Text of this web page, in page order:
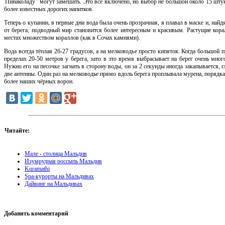
'Пинаколаду ' могут замешать. Это всё включено, но выбор не большой около 15
более известных дорогих напитков.
Теперь о купании, в первые дни вода была очень прозрачная, я плавал в маске и,
от берега, подводный мир становится более интересным и красивым. Растущие
местах множеством кораллов (как в Сочах камнями).
Вода всегда тёплая 26-27 градусов, а на мелководье просто кипяток. Когда
пределах 20-50 метров у берега, зато в это время выбрасывает на берег очень
Нужно его на песочке загнать в сторону воды, он за 2 секунды иногда закапывается,
две антенны. Один раз на мелководье прямо вдоль берега проплывала мурена,
более наших чёрных ворон.
Читайте:
Мале - столица Мальдив
Изумрудная россыпь Мальдив
Kuramathi
Spa-курорты на Мальдивах
Дайвинг на Мальдивах
Добавить комментарий